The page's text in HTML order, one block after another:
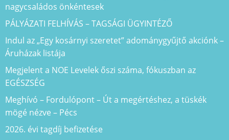
nagycsaládos önkéntesek
PÁLYÁZATI FELHÍVÁS – TAGSÁGI ÜGYINTÉZŐ
Indul az „Egy kosárnyi szeretet” adománygyűjtő akciónk –
Áruházak listája
Megjelent a NOE Levelek őszi száma, fókuszban az
EGÉSZSÉG
Meghívó – Fordulópont – Út a megértéshez, a tüskék
mögé nézve – Pécs
2026. évi tagdíj befizetése